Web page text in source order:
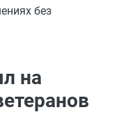
без
на